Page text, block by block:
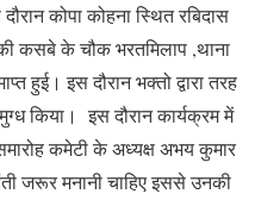
कोपा कोहना स्थित रबिदास
कसबे के चौक भरतमिलाप ,थाना
हुई। इस दौरान भक्तो द्वारा तरह
किया। इस दौरान कार्यक्रम में
कमेटी के अध्यक्ष अभय कुमार
जरूर मनानी चाहिए इससे उनकी